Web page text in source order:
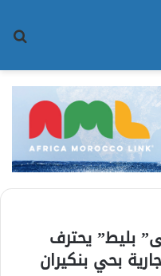
بليط” يحترف
بحي بنكيران